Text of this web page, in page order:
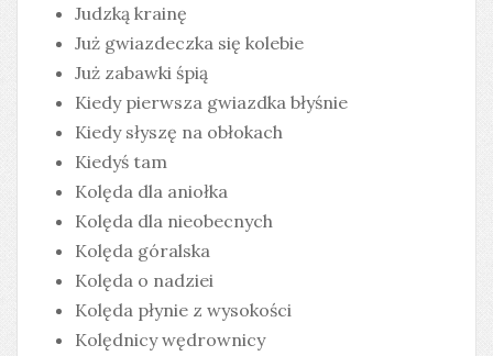
Judzką krainę
Już gwiazdeczka się kolebie
Już zabawki śpią
Kiedy pierwsza gwiazdka błyśnie
Kiedy słyszę na obłokach
Kiedyś tam
Kolęda dla aniołka
Kolęda dla nieobecnych
Kolęda góralska
Kolęda o nadziei
Kolęda płynie z wysokości
Kolędnicy wędrownicy